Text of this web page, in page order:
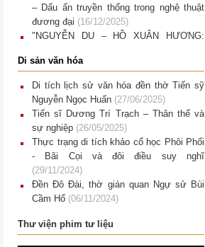
– Dấu ấn truyền thống trong nghệ thuật
đương đại (16/12/2025)
"NGUYỄN DU – HỒ XUÂN HƯƠNG:
chương và hội họa nhìn từ một trưng bày
(15/12/2025)
Di tích quốc gia đặc biệt Khu lưu niệm
Nguyễn Du Một chặng đường gìn giữ và
phát huy giá trị di sản văn hóa dân tộc
(12/12/2025)
Di sản văn hóa
Di tích lịch sử văn hóa đền thờ Tiến sỹ
Nguyễn Ngọc Huấn (27/06/2025)
Tiến sĩ Dương Trí Trạch – Thân thế và
sự nghiệp (26/05/2025)
Thực trạng di tích khảo cổ học Phôi Phối
- Bãi Cọi và đôi điều suy nghĩ
(29/11/2024)
Đền Đô Đài, thờ gián quan Ngự sử Bùi
Cầm Hổ (06/11/2024)
Dung: Nơi ngân vang bài thơ “Cảm hoài”
Thư viện phim tư liệu